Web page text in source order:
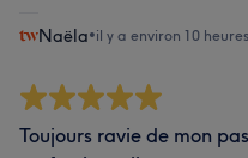
Naëla•il y a environ 10 heures
Toujours ravie de mon